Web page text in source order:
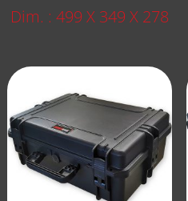
Dim. : 499 X 349 X 278